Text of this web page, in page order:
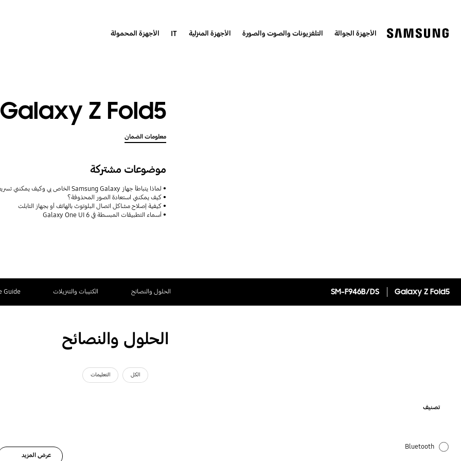
الأجهزة الجوالة التلفزيونات والصوت والصورة الأجهزة المنزلية IT الأجهزة المحمولة
Galaxy Z Fold5
معلومات الضمان
موضوعات مشتركة
لماذا يتباطأ جهاز Samsung Galaxy الخاص بي وكيف يمكنني تسريعه؟
كيف يمكنني استعادة الصور المحذوفة؟
كيفية إصلاح مشاكل اتصال البلوتوث بالهاتف أو بجهاز التابلت
أسماء التطبيقات المبسطة في Galaxy One UI 6
Galaxy Z Fold5
SM-F946B/DS الحلول والنصائح الكتيبات والتنزيلات Guide
الحلول والنصائح
الكل التعليمات
تصنيف
Bluetooth
عرض المزيد